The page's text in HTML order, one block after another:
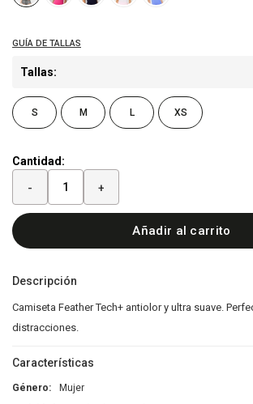
Tallas:
S M L XS
Cantidad:
- +
Añadir al carrito
Descripción
Camiseta Feather Tech+ antiolor y ultra suave.
distracciones.
Características
Género
Mujer